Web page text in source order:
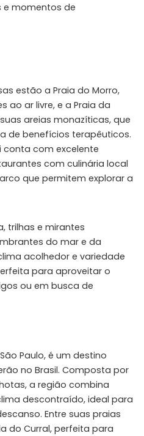
e momentos de
estão a Praia do Morro,
ao ar livre, e a Praia da
areias monazíticas, que
de benefícios terapêuticos.
conta com excelente
com culinária local
que permitem explorar a
trilhas e mirantes
do mar e da
acolhedor e variedade
para aproveitar o
ou em busca de
Paulo, é um destino
no Brasil. Composta por
a região combina
descontraído, ideal para
Entre suas praias
do Curral, perfeita para